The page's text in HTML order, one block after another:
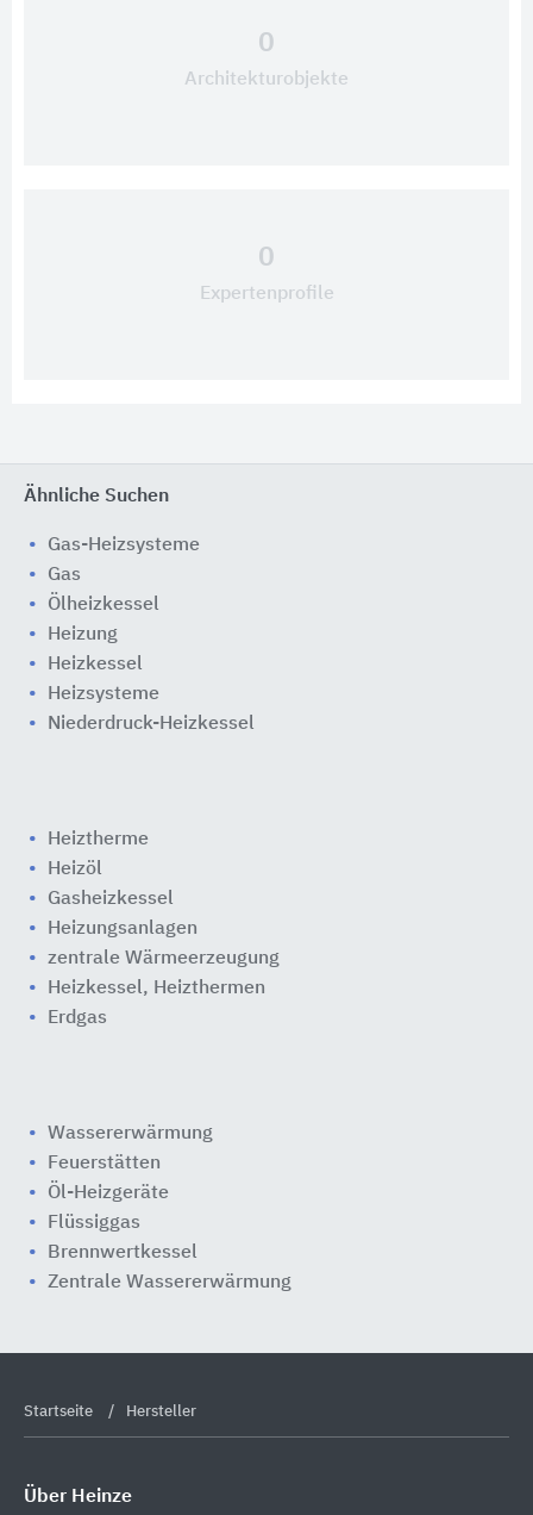
0
Architekturobjekte
0
Expertenprofile
Ähnliche Suchen
Gas-Heizsysteme
Gas
Ölheizkessel
Heizung
Heizkessel
Heizsysteme
Niederdruck-Heizkessel
Heiztherme
Heizöl
Gasheizkessel
Heizungsanlagen
zentrale Wärmeerzeugung
Heizkessel, Heizthermen
Erdgas
Wassererwärmung
Feuerstätten
Öl-Heizgeräte
Flüssiggas
Brennwertkessel
Zentrale Wassererwärmung
Startseite Hersteller
Über Heinze